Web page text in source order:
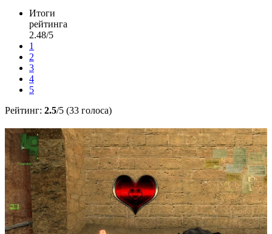
Итоги
рейтинга
2.48/5
1
2
3
4
5
Рейтинг: 2.5/5 (33 голоса)